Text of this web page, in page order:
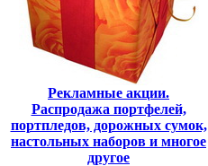
Рекламные акции.
Распродажа портфелей,
портпледов, дорожных сумок,
настольных наборов и многое
другое